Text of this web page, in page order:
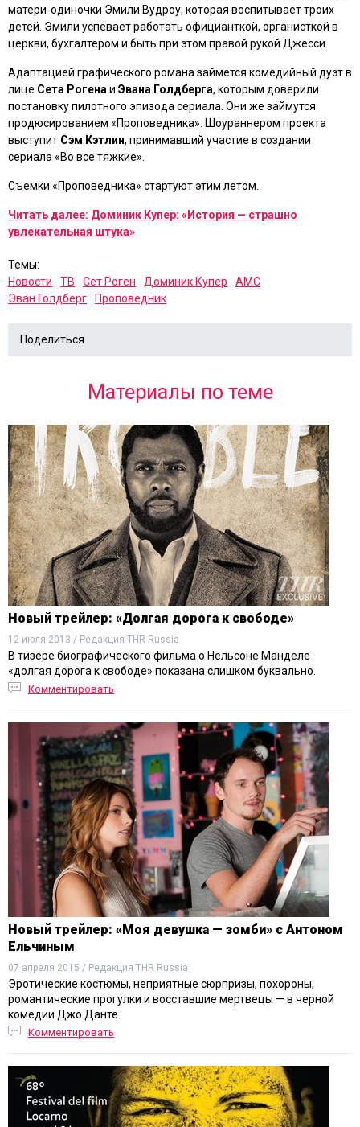
матери-одиночки Эмили Вудроу, которая воспитывает троих
детей. Эмили успевает работать официанткой, органисткой в
церкви, бухгалтером и быть при этом правой рукой Джесси.
Адаптацией графического романа займется комедийный дуэт в
лице Сета Рогена и Эвана Голдберга, которым доверили
постановку пилотного эпизода сериала. Они же займутся
продюсированием «Проповедника» . Шоураннером проекта
выступит Сэм Кэтлин, принимавший участие в создании
сериала «Во все тяжкие»
Съемки «Проповедника» стартуют этим летом.
Читать далее: Доминик Купер: «История — страшно
увлекательная штука»
Темы:
Новости
ТВ Сет Роген Доминик Купер
AMC
Эван Голдберг
Проповедник
Поделиться
Материалы по теме
Новый трейлер: «Долгая дорога к свободе»
12 июля 2013 / Редакция THR Russia
В тизере биографического фильма о Нельсоне Манделе
«долгая дорога к свободе» показана слишком буквально.
Комментировать
Новый трейлер: «Моя девушка — зомби» с Антоном
Ельчиным
07 апреля 2015 / Редакция THR Russia
Эротические костюмы, неприятные сюрпризы, похороны,
романтические прогулки и восставшие мертвецы — в черной
комедии Джо Данте.
Комментировать